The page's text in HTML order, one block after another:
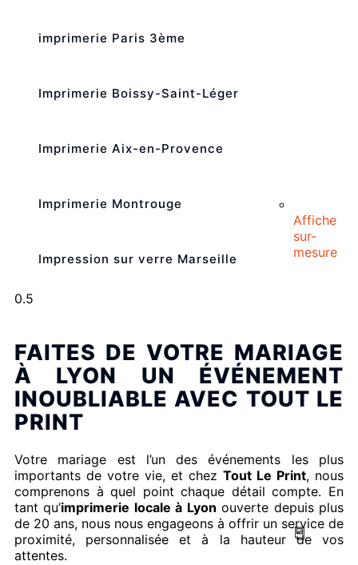
Affiche
sur-
mesure
imprimerie Paris 3ème
Imprimerie Boissy-Saint-Léger
Imprimerie Aix-en-Provence
Imprimerie Montrouge
Impression sur verre Marseille
FAITES DE VOTRE MARIAGE
À LYON UN ÉVÉNEMENT
INOUBLIABLE AVEC TOUT LE
PRINT
Votre mariage est l’un des événements les plus
importants de votre vie, et chez Tout Le Print, nous
comprenons à quel point chaque détail compte. En
tant qu’imprimerie locale à Lyon ouverte depuis plus
de 20 ans, nous nous engageons à offrir un service de
proximité, personnalisée et à la hauteur de vos
attentes.